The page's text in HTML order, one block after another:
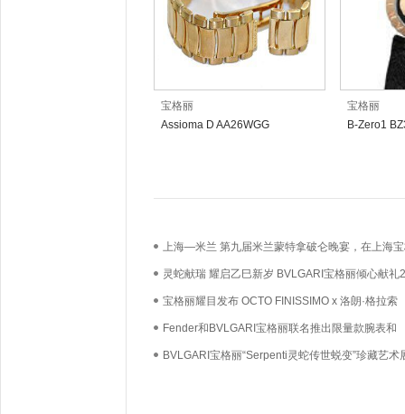
宝格丽
Assioma D AA26WGG
宝格丽
B-Zero1
上海—米兰 第九届米兰蒙特拿破仑晚宴，在上海
酒店点亮时尚、体育与艺术交汇的非凡之夜
灵蛇献瑞 耀启乙巳新岁 BVLGARI宝格丽倾心献礼
农历新年
宝格丽耀目发布 OCTO FINISSIMO x 洛朗·格拉索
（LAURENT GRASSO）联名特别款腕表
Fender和BVLGARI宝格丽联名推出限量款腕表和
STRATOCASTER®电吉他
BVLGARI宝格丽“Serpenti灵蛇传世蜕变”珍藏艺术